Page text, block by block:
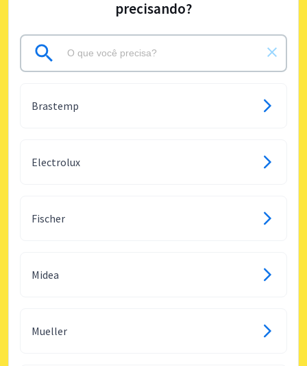
precisando?
Brastemp
Electrolux
Fischer
Midea
Mueller